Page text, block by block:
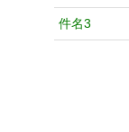
件名3